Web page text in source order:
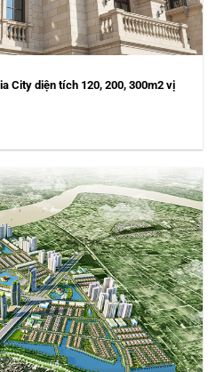
City diện tích 120, 200, 300m2 vị